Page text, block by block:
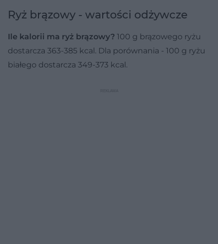
Ryż brązowy - wartości odżywcze
Ile kalorii ma ryż brązowy? 100 g brązowego ryżu
dostarcza 363-385 kcal. Dla porównania - 100 g ryżu
białego dostarcza 349-373 kcal.